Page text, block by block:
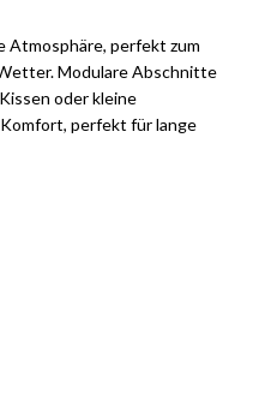
Atmosphäre, perfekt zum
Modulare Abschnitte
oder kleine
perfekt für lange